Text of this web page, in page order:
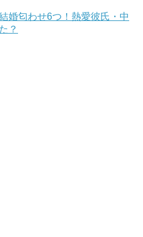
婚匂わせ6つ！熱愛彼氏・中
？